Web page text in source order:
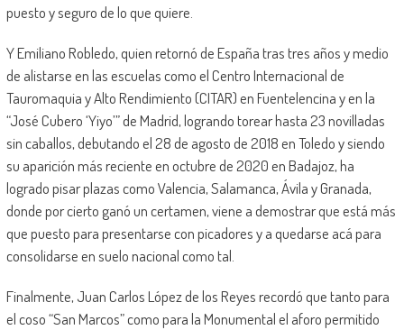
puesto y seguro de lo que quiere.
Y Emiliano Robledo, quien retornó de España tras tres años y medio
de alistarse en las escuelas como el Centro Internacional de
Tauromaquia y Alto Rendimiento (CITAR) en Fuentelencina y en la
“José Cubero ‘Yiyo’” de Madrid, logrando torear hasta 23 novilladas
sin caballos, debutando el 28 de agosto de 2018 en Toledo y siendo
su aparición más reciente en octubre de 2020 en Badajoz, ha
logrado pisar plazas como Valencia, Salamanca, Ávila y Granada,
donde por cierto ganó un certamen, viene a demostrar que está más
que puesto para presentarse con picadores y a quedarse acá para
consolidarse en suelo nacional como tal.
Finalmente, Juan Carlos López de los Reyes recordó que tanto para
el coso “San Marcos” como para la Monumental el aforo permitido